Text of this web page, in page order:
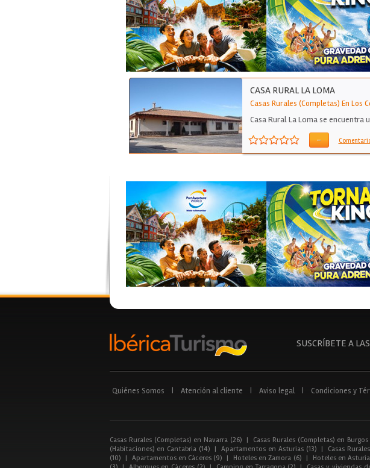
CASA RURAL LA LOMA
Casas Rurales (Completas) En Los
Casa Rural La Loma se encuentra
-
SUSCRÍBETE A
Quiénes Somos Atención al cliente Aviso legal Condiciones y
Casas Rurales (Completas) en Navarra (26) | Casas Rurales (Completas) en Burgos
(Habitaciones) en Cantabria (14)
| Apartamentos en Asturias (13) | Casas
(10)
| Apartamentos en Cáceres (9) | Hoteles en Zamora (6) | Hoteles en